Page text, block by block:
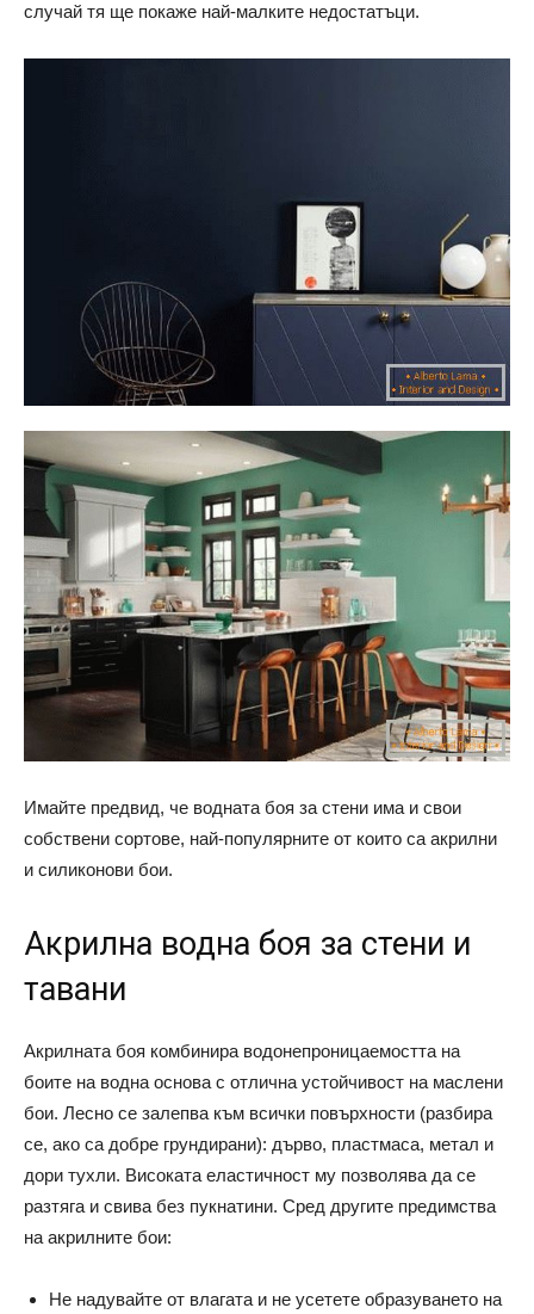
случай тя ще покаже най-малките недостатъци.
Имайте предвид, че водната боя за стени има и свои
собствени сортове, най-популярните от които са акрилни
и силиконови бои.
Акрилна водна боя за стени и
тавани
Акрилната боя комбинира водонепроницаемостта на
боите на водна основа с отлична устойчивост на маслени
бои. Лесно се залепва към всички повърхности (разбира
се, ако са добре грундирани): дърво, пластмаса, метал и
дори тухли. Високата еластичност му позволява да се
разтяга и свива без пукнатини. Сред другите предимства
на акрилните бои:
Не надувайте от влагата и не усетете образуването на